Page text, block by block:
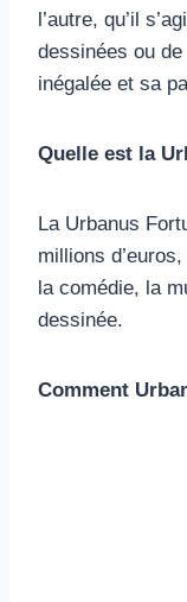
l’autre, qu’il
dessinées ou
inégalée et sa
Quelle est la
La Urbanus
millions
la comédie, la
dessinée.
Comment